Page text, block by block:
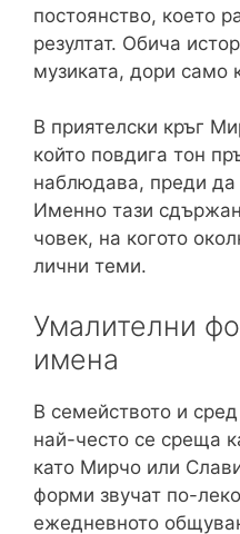
постоянство, което
резултат. Обича
музиката, дори само
В приятелски кръг
който повдига тон
наблюдава, преди да
Именно тази
човек, на когото
лични теми.
Умалителни
имена
В семейството и
най-често се среща
като Мирчо или
форми звучат по-
ежедневното